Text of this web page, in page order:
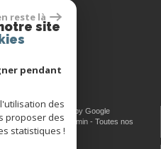
propriétaires
Traduction powered by Google
-Liens- Admin - Toutes nos
RGPD
reste là
site
pendant
des
proposer des
statistiques !